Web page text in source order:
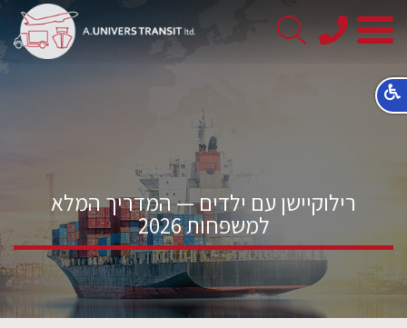
08-
8563145
רילוקיישן עם ילדים — המדריך המלא
למשפחות 2026